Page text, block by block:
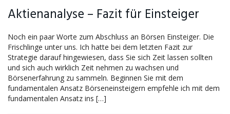
Aktienanalyse – Fazit für Einsteiger
Noch ein paar Worte zum Abschluss an Börsen Einsteiger. Die
Frischlinge unter uns. Ich hatte bei dem letzten Fazit zur
Strategie darauf hingewiesen, dass Sie sich Zeit lassen sollten
und sich auch wirklich Zeit nehmen zu wachsen und
Börsenerfahrung zu sammeln. Beginnen Sie mit dem
fundamentalen Ansatz Börseneinsteigern empfehle ich mit dem
fundamentalen Ansatz ins […]